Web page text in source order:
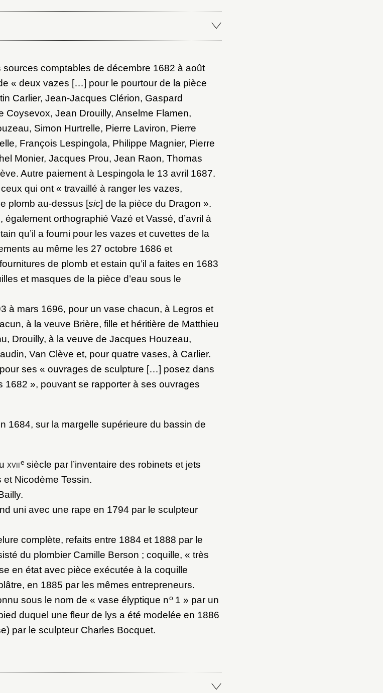
comptables de décembre 1682 à août
« deux vazes […] pour le pourtour de la pièce
Carlier, Jean-Jacques Clérion, Gaspard
Coysevox, Jean Drouilly, Anselme Flamen,
Simon Hurtrelle, Pierre Laviron, Pierre
François Lespingola, Philippe Magnier, Pierre
Monier, Jacques Prou, Jean Raon, Thomas
Autre paiement à Lespingola le 13 avril 1687.
qui ont « travaillé à ranger les vazes,
plomb au-dessus [sic] de la pièce du Dragon ».
orthographié Vazé et Vassé, d’avril à
qu’il a fourni pour les vazes et cuvettes de la
au même les 27 octobre 1686 et
de plomb et estain qu’il a faites en 1683
et masques de la pièce d’eau sous le
à mars 1696, pour un vase chacun, à Legros et
à la veuve Brière, fille et héritière de Matthieu
Drouilly, à la veuve de Jacques Houzeau,
Van Clève et, pour quatre vases, à Carlier.
ses « ouvrages de sculpture […] posez dans
1682 », pouvant se rapporter à ses ouvrages
1684, sur la margelle supérieure du bassin de
xviiesiècle par l’inventaire des robinets et jets
et Nicodème Tessin.
uni avec une rape en 1794 par le sculpteur
complète, refaits entre 1884 et 1888 par le
du plombier Camille Berson ; coquille, « très
en état avec pièce exécutée à la coquille
en 1885 par les mêmes entrepreneurs.
sous le nom de « vase élyptique no1 » par un
duquel une fleur de lys a été modelée en 1886
par le sculpteur Charles Bocquet.
Vous n'êtes pas encore inscrit ?
Créer un compte
Vous avez oublié votre mot de passe ?Cliquez ici